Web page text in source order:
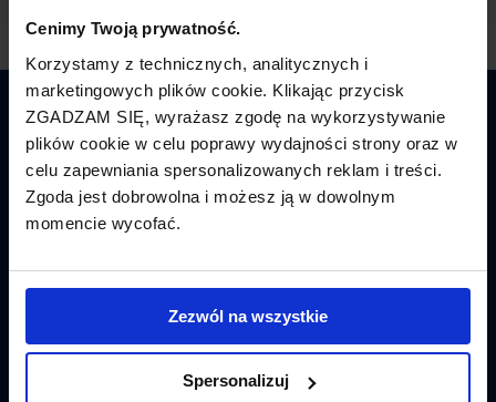
Cenimy Twoją prywatność.
Korzystamy z technicznych, analitycznych i
marketingowych plików cookie. Klikając przycisk
ZGADZAM SIĘ, wyrażasz zgodę na wykorzystywanie
plików cookie w celu poprawy wydajności strony oraz w
celu zapewniania spersonalizowanych reklam i treści.
Zgoda jest dobrowolna i możesz ją w dowolnym
momencie wycofać.
Zezwól na wszystkie
Spersonalizuj
Latamy.pl
Bilety lotnicze
Promocje
Linie lotnicze